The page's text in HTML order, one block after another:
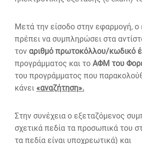
Μετά την είσοδο στην εφαρμογή, ο
πρέπει να συμπληρώσει στα
τον αριθμό πρωτοκόλλου/κωδικό
προγράμματος και το ΑΦΜ του
του προγράμματος που
κάνει «αναζήτηση».
Στην συνέχεια ο εξεταζόμενος
σχετικά πεδία τα προσωπικά του
τα πεδία είναι υποχρεωτικά) και